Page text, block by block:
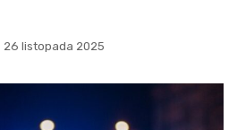
26 listopada 2025